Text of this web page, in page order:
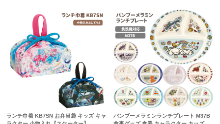
ランチ巾着 KB7SN お弁当袋 キッズ キャ
バンブーメラミンランチプレート M37B